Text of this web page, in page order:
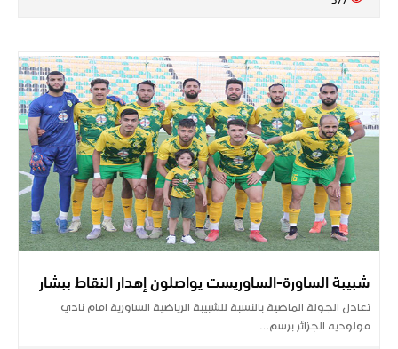
شبيبة الساورة-الساوريست يواصلون إهدار النقاط ببشار
تعادل الجولة الماضية بالنسبة للشبيبة الرياضية الساورية امام نادي
مولوديه الجزائر برسم…